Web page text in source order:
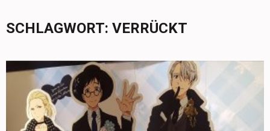
SCHLAGWORT: VERRÜCKT